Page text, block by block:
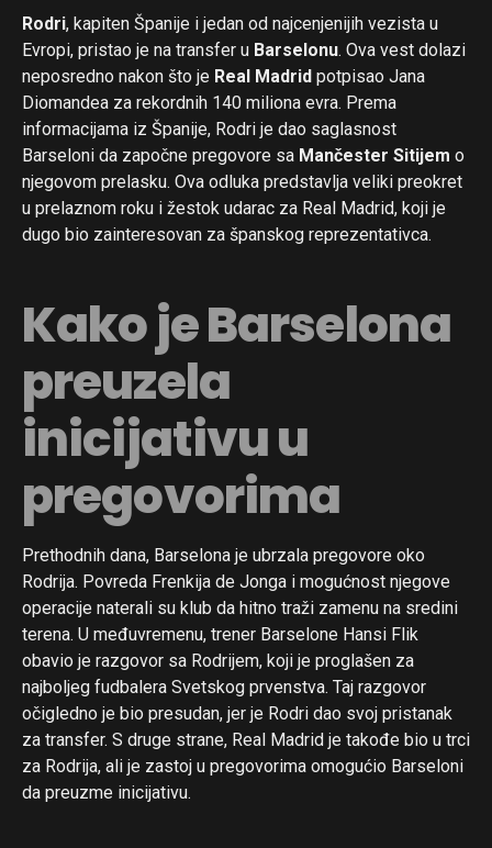
Rodri, kapiten Španije i jedan od najcenjenijih vezista u
Evropi, pristao je na transfer u Barselonu. Ova vest dolazi
neposredno nakon što je Real Madrid potpisao Jana
Diomandea za rekordnih 140 miliona evra. Prema
informacijama iz Španije, Rodri je dao saglasnost
Barseloni da započne pregovore sa Mančester Sitijem o
njegovom prelasku. Ova odluka predstavlja veliki preokret
u prelaznom roku i žestok udarac za Real Madrid, koji je
dugo bio zainteresovan za španskog reprezentativca.
Kako je Barselona
preuzela
inicijativu u
pregovorima
Prethodnih dana, Barselona je ubrzala pregovore oko
Rodrija. Povreda Frenkija de Jonga i mogućnost njegove
operacije naterali su klub da hitno traži zamenu na sredini
terena. U međuvremenu, trener Barselone Hansi Flik
obavio je razgovor sa Rodrijem, koji je proglašen za
najboljeg fudbalera Svetskog prvenstva. Taj razgovor
očigledno je bio presudan, jer je Rodri dao svoj pristanak
za transfer. S druge strane, Real Madrid je takođe bio u trci
za Rodrija, ali je zastoj u pregovorima omogućio Barseloni
da preuzme inicijativu.